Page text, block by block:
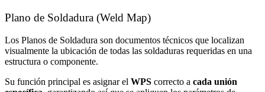
Plano de Soldadura (Weld Map)
Los Planos de Soldadura son documentos técnicos que localizan
visualmente la ubicación de todas las soldaduras requeridas en una
estructura o componente.
Su función principal es asignar el WPS correcto a cada unión